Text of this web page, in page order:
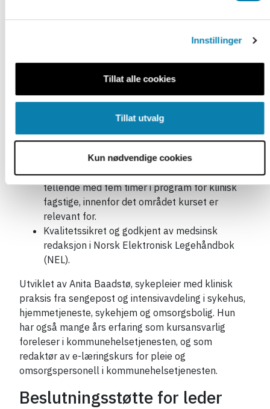
Innstillinger
Tillat alle cookies
Tillat utvalg
Kun nødvendige cookies
Vi bruker kun pålitelige kilder med fortløpende
kapittel. Sentrale kilder er relevant lovverk,
nasjonale faglige retningslinjer, medisinske
oppslagsverk som Felleskatalogen og Norsk
Kurset er godkjent av Fagforbundet som
tellende med fem timer i program for klinisk
fagstige, innenfor det området kurset er
relevant for.
Kvalitetssikret og godkjent av medsinsk
redaksjon i Norsk Elektronisk Legehåndbok
(NEL).
Utviklet av Anita Baadstø, sykepleier med klinisk
praksis fra sengepost og intensivavdeling i sykehus,
hjemmetjeneste, sykehjem og omsorgsbolig. Hun
har også mange års erfaring som kursansvarlig
foreleser i kommunehelsetjenesten, og som
redaktør av e-læringskurs for pleie og
omsorgspersonell i kommunehelsetjenesten.
Beslutningsstøtte for leder